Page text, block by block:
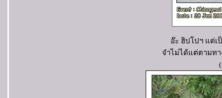
อ๊ะ ฮิปโปฯ แต่เ
จำไม่ได้แต่ตามทา